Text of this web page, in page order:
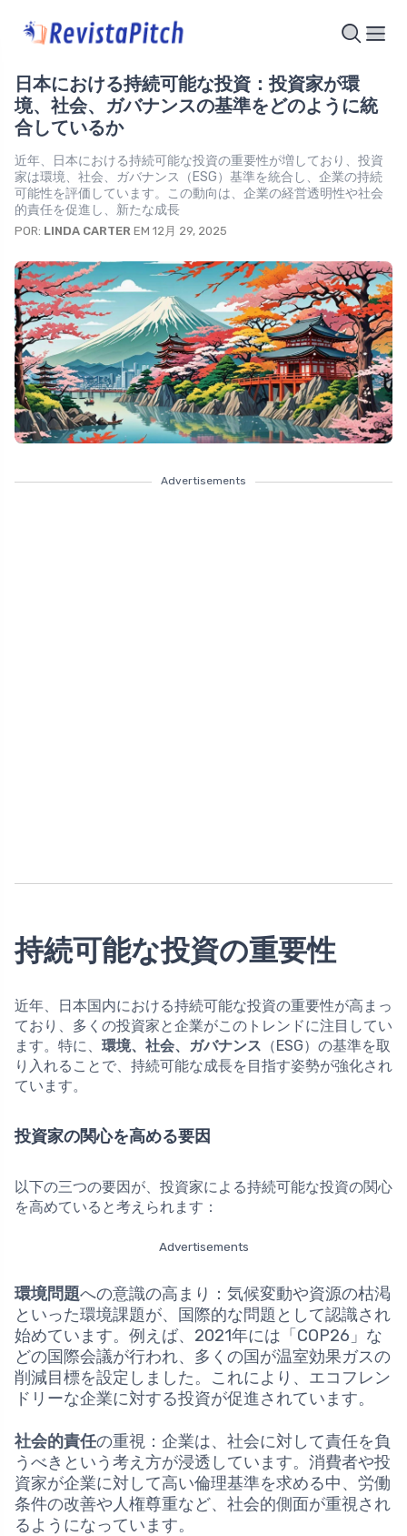
日本における持続可能な投資：投資家が環
境、社会、ガバナンスの基準をどのように統
合しているか
近年、日本における持続可能な投資の重要性が増しており、投資
家は環境、社会、ガバナンス（ESG）基準を統合し、企業の持続
可能性を評価しています。この動向は、企業の経営透明性や社会
的責任を促進し、新たな成長
POR: LINDA CARTER EM 12月 29, 2025
Advertisements
持続可能な投資の重要性
近年、日本国内における持続可能な投資の重要性が高まっ
ており、多くの投資家と企業がこのトレンドに注目してい
ます。特に、 環境、社会、ガバナンス （ESG）の基準を取
り入れることで、持続可能な成長を目指す姿勢が強化され
ています。
投資家の関心を高める要因
以下の三つの要因が、投資家による持続可能な投資の関心
を高めていると考えられます：
Advertisements
環境問題への意識の高まり：気候変動や資源の枯渇
といった環境課題が、国際的な問題として認識され
始めています。例えば、2021年には「COP26」な
どの国際会議が行われ、多くの国が温室効果ガスの
削減目標を設定しました。これにより、エコフレン
ドリーな企業に対する投資が促進されています。
社会的責任の重視：企業は、社会に対して責任を負
うべきという考え方が浸透しています。消費者や投
資家が企業に対して高い倫理基準を求める中、労働
条件の改善や人権尊重など、社会的側面が重視され
るようになっています。